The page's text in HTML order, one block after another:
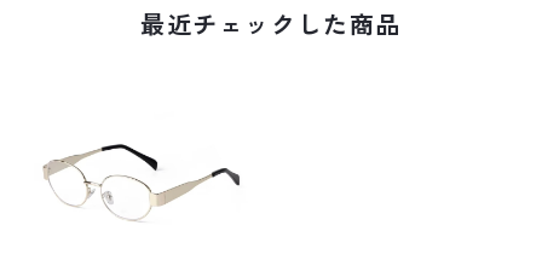
最近チェックした商品